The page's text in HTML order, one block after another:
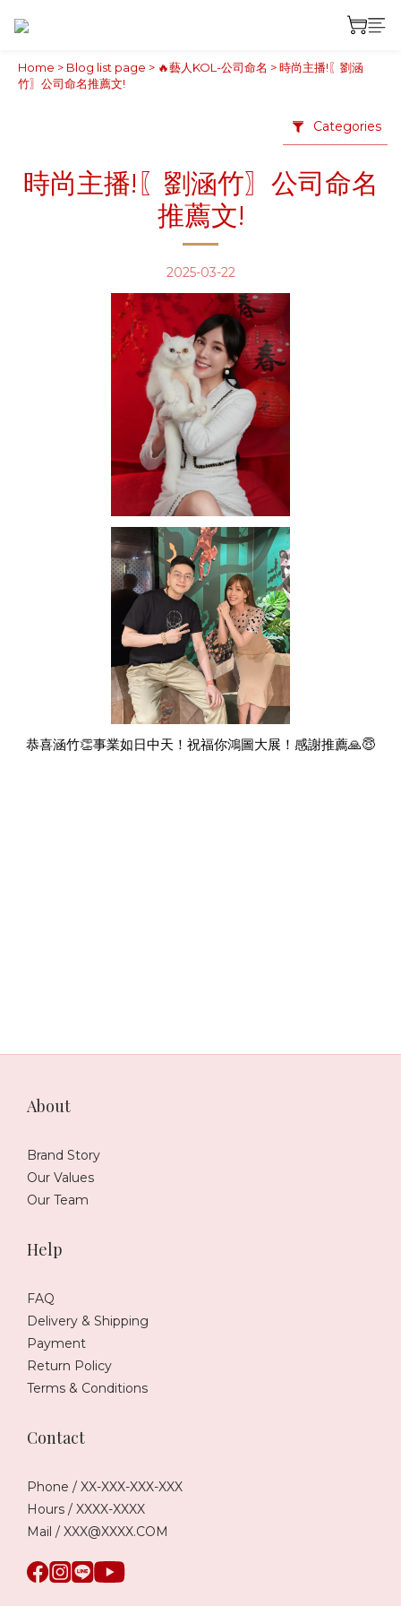
Home > Blog list page > 🔥藝人KOL-公司命名 >時尚主播!〖劉涵
竹〗公司命名推薦文!
Categories
時尚主播!〖劉涵竹〗公司命名
推薦文!
2025-03-22
恭喜涵竹👏事業如日中天！祝福你鴻圖大展！感謝推薦🙏😇
About
Brand Story
Our Values
Our Team
Help
FAQ
Delivery & Shipping
Payment
Return Policy
Terms & Conditions
Contact
Phone / XX-XXX-XXX-XXX
Hours / XXXX-XXXX
Mail / XXX@XXXX.COM